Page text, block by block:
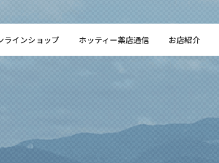
ラインショップ ホッティー薬店通信 お店紹介